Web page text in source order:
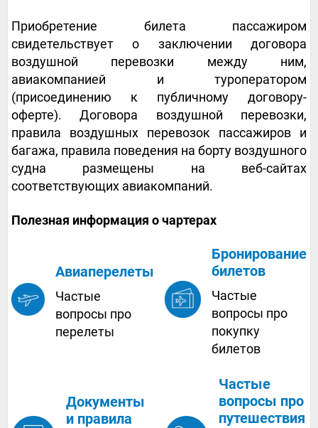
Приобретение билета пассажиром
свидетельствует о заключении договора
воздушной перевозки между ним,
авиакомпанией и туроператором
(присоединению к публичному договору-
оферте). Договора воздушной перевозки,
правила воздушных перевозок пассажиров и
багажа, правила поведения на борту воздушного
судна размещены на веб-сайтах
соответствующих авиакомпаний.
Полезная информация о чартерах
Авиаперелеты
Частые
вопросы про
перелеты
Бронирование
билетов
Частые
вопросы про
покупку
билетов
Документы
и правила
Частые
вопросы про
путешествия